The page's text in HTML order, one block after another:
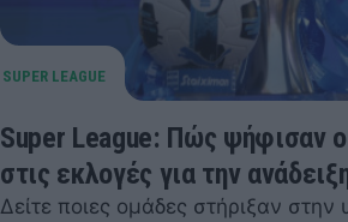
Super League: Πώς ψήφισαν
στις εκλογές για την
Δείτε ποιες ομάδες στήριξαν